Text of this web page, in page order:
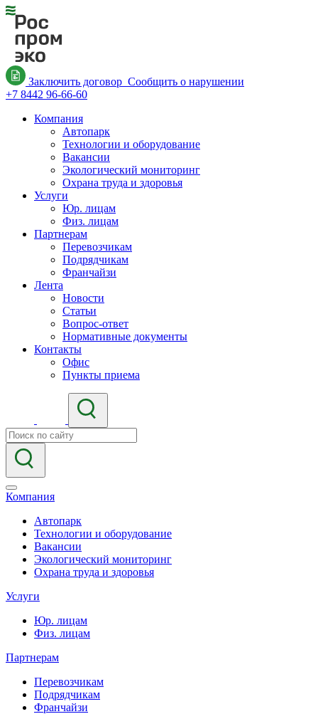
Заключить договор Сообщить о нарушении
+7 8442 96-66-60
Компания
Автопарк
Технологии и оборудование
Вакансии
Экологический мониторинг
Охрана труда и здоровья
Услуги
Юр. лицам
Физ. лицам
Партнерам
Перевозчикам
Подрядчикам
Франчайзи
Лента
Новости
Статьи
Вопрос-ответ
Нормативные документы
Контакты
Офис
Пункты приема
Компания
Автопарк
Технологии и оборудование
Вакансии
Экологический мониторинг
Охрана труда и здоровья
Услуги
Юр. лицам
Физ. лицам
Партнерам
Перевозчикам
Подрядчикам
Франчайзи